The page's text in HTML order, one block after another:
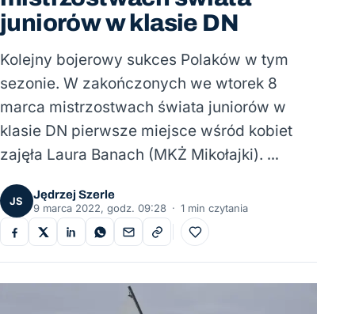
juniorów w klasie DN
Kolejny bojerowy sukces Polaków w tym
sezonie. W zakończonych we wtorek 8
marca mistrzostwach świata juniorów w
klasie DN pierwsze miejsce wśród kobiet
zajęła Laura Banach (MKŻ Mikołajki). …
JS
Jędrzej Szerle
9 marca 2022, godz. 09:28 · 1 min czytania
Do ulubionych